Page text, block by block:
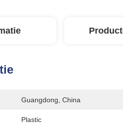
Guangdong, China
Plastic